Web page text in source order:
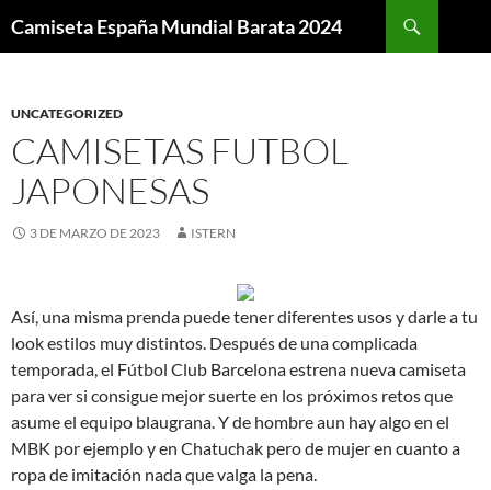
Camiseta España Mundial Barata 2024
UNCATEGORIZED
CAMISETAS FUTBOL
JAPONESAS
3 DE MARZO DE 2023 ISTERN
Así, una misma prenda puede tener diferentes usos y darle a tu
look estilos muy distintos. Después de una complicada
temporada, el Fútbol Club Barcelona estrena nueva camiseta
para ver si consigue mejor suerte en los próximos retos que
asume el equipo blaugrana. Y de hombre aun hay algo en el
MBK por ejemplo y en Chatuchak pero de mujer en cuanto a
ropa de imitación nada que valga la pena.